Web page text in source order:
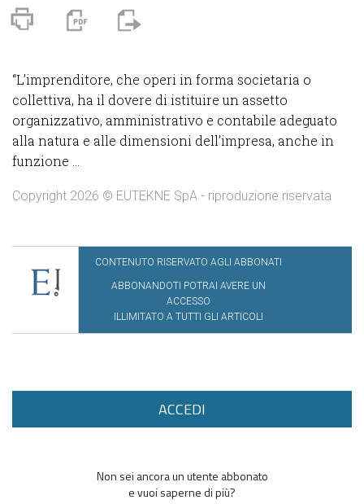
“L’imprenditore, che operi in forma societaria o
collettiva, ha il dovere di istituire un assetto
organizzativo, amministrativo e contabile adeguato
alla natura e alle dimensioni dell’impresa, anche in
funzione ...
Copyright 2026 © EUTEKNE SpA - riproduzione riservata
CONTENUTO RISERVATO AGLI ABBONATI
ABBONANDOTI POTRAI AVERE UN
ACCESSO
ILLIMITATO A TUTTI GLI ARTICOLI
ACCEDI
Non sei ancora un utente abbonato
e vuoi saperne di più?